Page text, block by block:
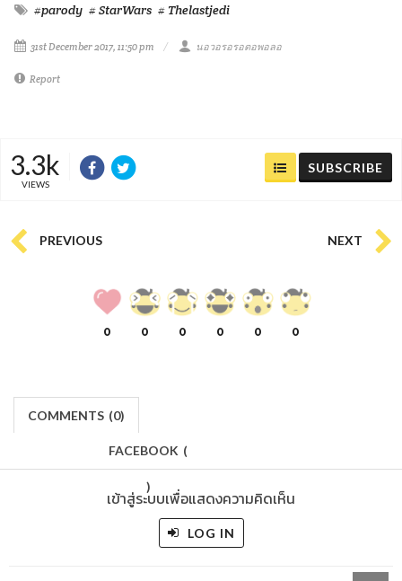
#parody # StarWars # Thelastjedi
31st December 2017, 11:50 pm นอวอรอรอตอพอลอ
Report
3.3k
VIEWS
SUBSCRIBE
PREVIOUS NEXT
0 0 0 0 0 0
COMMENTS (0)
FACEBOOK (
)
เข้าสู่ระบบเพื่อแสดงความคิดเห็น
LOG IN